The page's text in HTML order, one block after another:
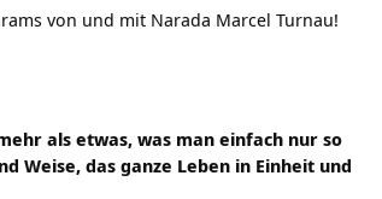
von und mit Narada Marcel Turnau!
als etwas, was man einfach nur so
Weise, das ganze Leben in Einheit und